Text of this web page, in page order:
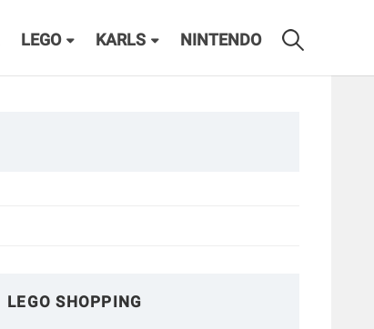
LEGO KARLS NINTENDO
LEGO SHOPPING